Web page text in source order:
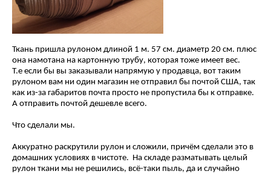
Ткань пришла рулоном длиной 1 м. 57 см. диаметр 20 см. плюс
она намотана на картонную трубу, которая тоже имеет вес.
Т.е если бы вы заказывали напрямую у продавца, вот таким
рулоном вам ни один магазин не отправил бы почтой США, так
как из-за габаритов почта просто не пропустила бы к отправке.
А отправить почтой дешевле всего.
Что сделали мы.
Аккуратно раскрутили рулон и сложили, причём сделали это в
домашних условиях в чистоте. На складе разматывать целый
рулон ткани мы не решились, всё-таки пыль, да и случайно